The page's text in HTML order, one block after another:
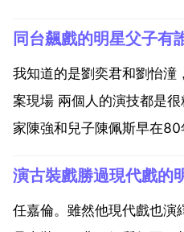
中有不少明星都是因戲生情
先要說的就是陳曉陳妍希了
這部劇，...
同台飆戲的明星父子有
我知道的是劉奕君和劉怡潼
案現場 兩個人的演技都是
家陳強和兒子陳佩斯早在
陳佩斯因為一直在劇中以 二
中國第乙個喜劇系列電影
演古裝戲勝過現代戲的
任嘉倫。雖然他現代戲也演